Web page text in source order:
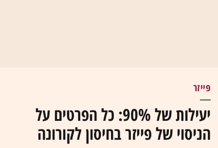
פייזר
יעילות של 90%: כל הפרטים על
הניסוי של פייזר בחיסון לקורונה